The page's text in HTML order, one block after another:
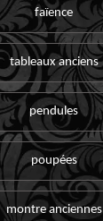
faïence
tableaux anciens
pendules
poupées
montre anciennes